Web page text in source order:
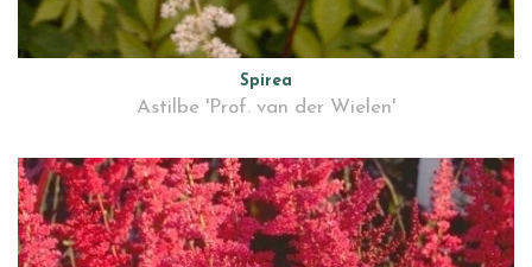
Spirea
Astilbe 'Prof. van der Wielen'